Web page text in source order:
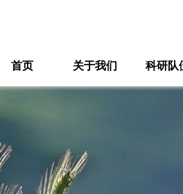
首页 关于我们 科研队